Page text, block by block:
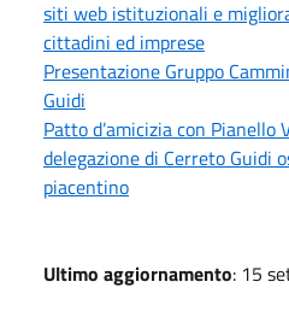
siti web istituzionali e
cittadini ed imprese
Presentazione Gruppo
Guidi
Patto d’amicizia con Pianello
delegazione di Cerreto Guidi
piacentino
Ultimo aggiornamento: 15